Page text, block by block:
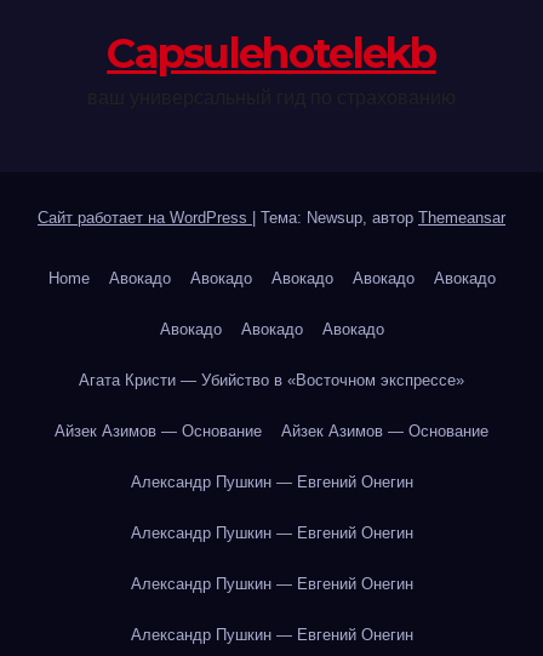
Сapsulehotelekb
Сайт работает на WordPress Тема: Newsup, автор Themeansar
Home Авокадо Авокадо Авокадо Авокадо Авокадо
Авокадо Авокадо Авокадо
Агата Кристи — Убийство в «Восточном экспрессе»
Айзек Азимов — Основание Айзек Азимов — Основание
Александр Пушкин — Евгений Онегин
Александр Пушкин — Евгений Онегин
Александр Пушкин — Евгений Онегин
Александр Пушкин — Евгений Онегин